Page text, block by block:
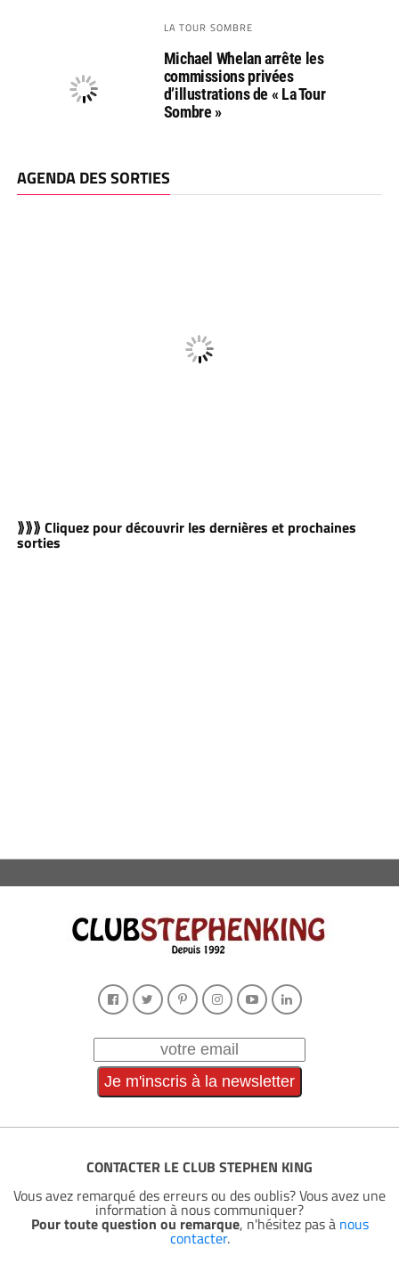
LA TOUR SOMBRE
Michael Whelan arrête les
commissions privées
d’illustrations de « La Tour
Sombre »
AGENDA DES SORTIES
⟫⟫⟫ Cliquez pour découvrir les dernières et prochaines
sorties
CONTACTER LE CLUB STEPHEN KING
Vous avez remarqué des erreurs ou des oublis? Vous avez une
information à nous communiquer?
Pour toute question ou remarque, n'hésitez pas à nous
contacter.